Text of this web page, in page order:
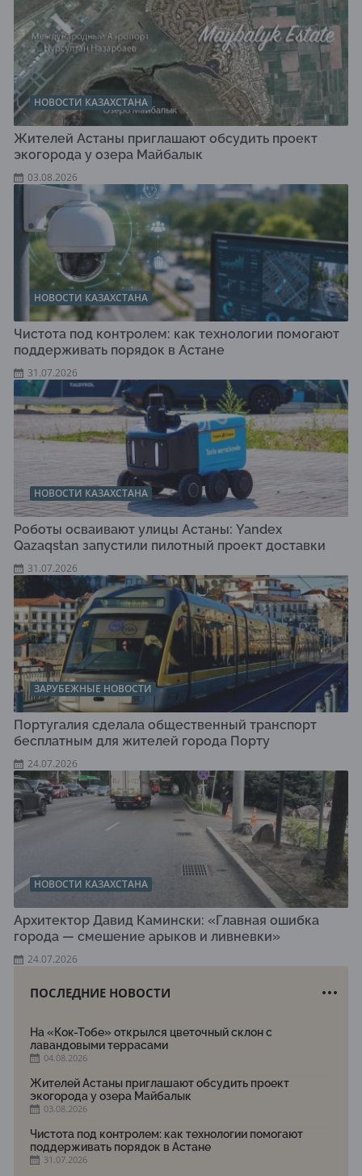
НОВОСТИ КАЗАХСТАНА
Жителей Астаны приглашают обсудить проект
экогорода у озера Майбалык
03.08.2026
НОВОСТИ КАЗАХСТАНА
Чистота под контролем: как технологии помогают
поддерживать порядок в Астане
31.07.2026
НОВОСТИ КАЗАХСТАНА
Роботы осваивают улицы Астаны: Yandex
Qazaqstan запустили пилотный проект доставки
31.07.2026
ЗАРУБЕЖНЫЕ НОВОСТИ
Португалия сделала общественный транспорт
бесплатным для жителей города Порту
24.07.2026
НОВОСТИ КАЗАХСТАНА
Архитектор Давид Камински: «Главная ошибка
города — смешение арыков и ливневки»
24.07.2026
ПОСЛЕДНИЕ НОВОСТИ
На «Кок-Тобе» открылся цветочный склон с
лавандовыми террасами
04.08.2026
Жителей Астаны приглашают обсудить проект
экогорода у озера Майбалык
03.08.2026
Чистота под контролем: как технологии помогают
поддерживать порядок в Астане
31.07.2026